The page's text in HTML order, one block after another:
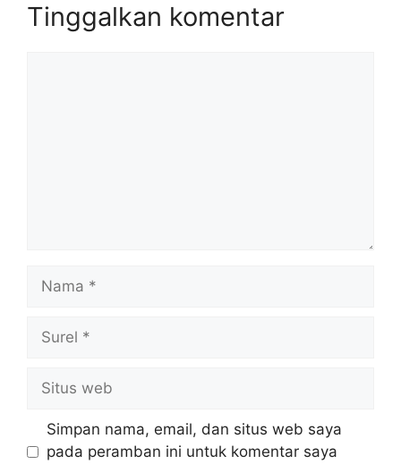
Tinggalkan komentar
Nama
Surel
Situs
web
Simpan nama, email, dan situs web saya
pada peramban ini untuk komentar saya